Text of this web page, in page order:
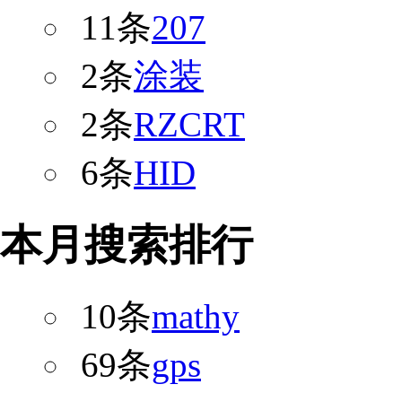
11条207
2条涂装
2条RZCRT
6条HID
本月搜索排行
10条mathy
69条gps